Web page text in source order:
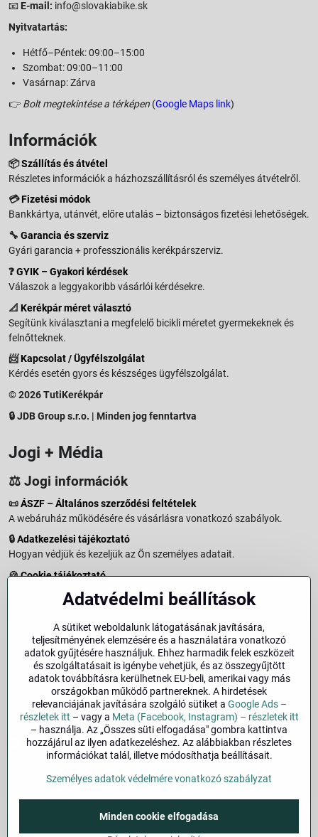
📧 E-mail: info@slovakiabike.sk
Nyitvatartás:
Hétfő–Péntek: 09:00–15:00
Szombat: 09:00–11:00
Vasárnap: Zárva
👉 Bolt megtekintése a térképen (Google Maps link)
Információk
📦Szállítás és átvétel
Részletes információk a házhozszállításról és személyes átvételről.
💳Fizetési módok
Bankkártya, utánvét, előre utalás – biztonságos fizetési lehetőségek.
🔧 Garancia és szerviz
Gyári garancia + professzionális kerékpárszerviz.
❓GYIK – Gyakori kérdések
Válaszok a leggyakoribb vásárlói kérdésekre.
📐 Kerékpár méret választó
Segítünk kiválasztani a megfelelő bicikli méretet gyermekeknek és
felnőtteknek.
📨Kapcsolat / Ügyfélszolgálat
Kérdés esetén gyors és készséges ügyfélszolgálat.
© 2026 TutiKerékpár
🔒 JDB Group s.r.o. | Minden jog fenntartva
Jogi + Média
⚖️ Jogi információk
📜ÁSZF – Általános szerződési feltételek
A webáruház működésére és vásárlásra vonatkozó szabályok.
🔒Adatkezelési tájékoztató
Hogyan védjük és kezeljük az Ön személyes adatait.
🍪Cookie tájékoztató
A weboldalon használt sütikről és adatkezelésről.
Vásárlástól való elállás menete és feltételei.
Elállás a szerződéstől
Impresszum
Üzemeltetői adatok és jogi tudnivalók.
🔐Biztonság
Facebook Instagram
Adatvédelmi beállítások
Személyes adatok védelmére vonatkozó szabályzat
A megrendelés állapota
Adatvédelmi beállítások
A sütiket weboldalunk látogatásának javítására,
teljesítményének elemzésére és a használatára vonatkozó
adatok gyűjtésére használjuk. Ehhez harmadik felek eszközeit
és szolgáltatásait is igénybe vehetjük, és az összegyűjtött
adatok továbbításra kerülhetnek EU-beli, amerikai vagy más
országokban működő partnereknek. A hirdetések
relevanciájának javítására szolgáló sütiket a Google Ads –
részletek itt – vagy a Meta (Facebook, Instagram) – részletek itt
– használja. Az „Összes süti elfogadása" gombra kattintva
hozzájárul az ilyen adatkezeléshez. Az alábbiakban részletes
információkat talál, illetve módosíthatja beállításait.
Személyes adatok védelmére vonatkozó szabályzat
Minden cookie elfogadása